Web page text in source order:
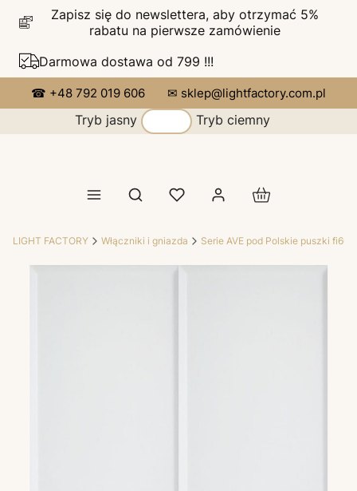
Zapisz się do newslettera, aby otrzymać 5%
rabatu na pierwsze zamówienie
Darmowa dostawa od 799 !!!
☎ +48 792 019 606 ✉ sklep@lightfactory.com.pl
Tryb jasny Tryb ciemny
Otwórz wyszukiwarkę Produkty w
LIGHT FACTORY Włączniki i gniazda Serie AVE pod Polskie puszki fi60